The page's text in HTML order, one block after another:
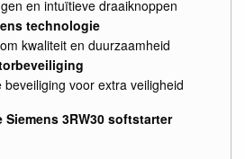
en intuïtieve draaiknoppen
technologie
kwaliteit en duurzaamheid
voor extra veiligheid
3RW30 softstarter